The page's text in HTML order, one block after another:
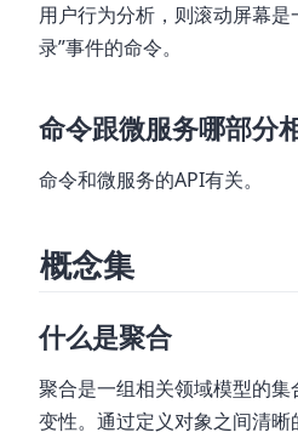
用户行为分析，则滚动屏幕
录”事件的命令。
命令跟微服务哪部分
命令和微服务的API有关。
概念集
什么是聚合
聚合是一组相关领域模型的
变性。通过定义对象之间清